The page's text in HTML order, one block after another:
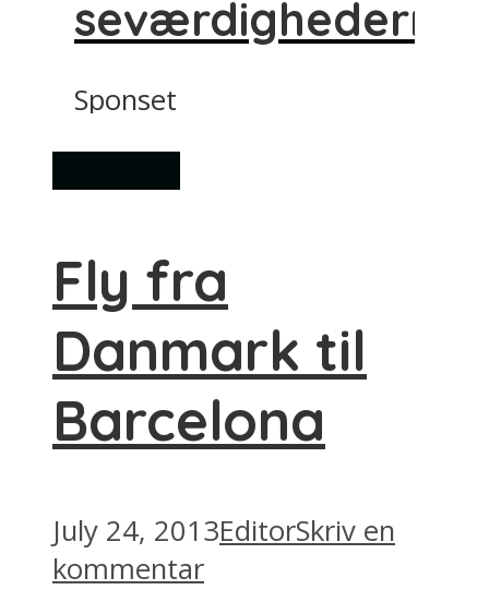
seværdighederne
Sponset
Fly fra
Danmark til
Barcelona
July 24, 2013EditorSkriv en
kommentar